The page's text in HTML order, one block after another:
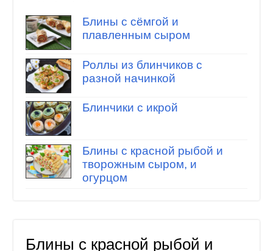
Блины с сёмгой и
плавленным сыром
Роллы из блинчиков с
разной начинкой
Блинчики с икрой
Блины с красной рыбой и
творожным сыром, и
огурцом
Блины с красной рыбой и